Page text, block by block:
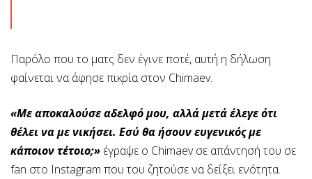
Παρόλο που το ματς δεν έγινε ποτέ, αυτή η δήλωση
φαίνεται να άφησε πικρία στον Chimaev.
«Με αποκαλούσε αδελφό μου, αλλά μετά έλεγε ότι
θέλει να με νικήσει. Εσύ θα ήσουν ευγενικός με
κάποιον τέτοιο;» έγραψε ο Chimaev σε απάντησή του σε
fan στο Instagram που του ζητούσε να δείξει ενότητα.